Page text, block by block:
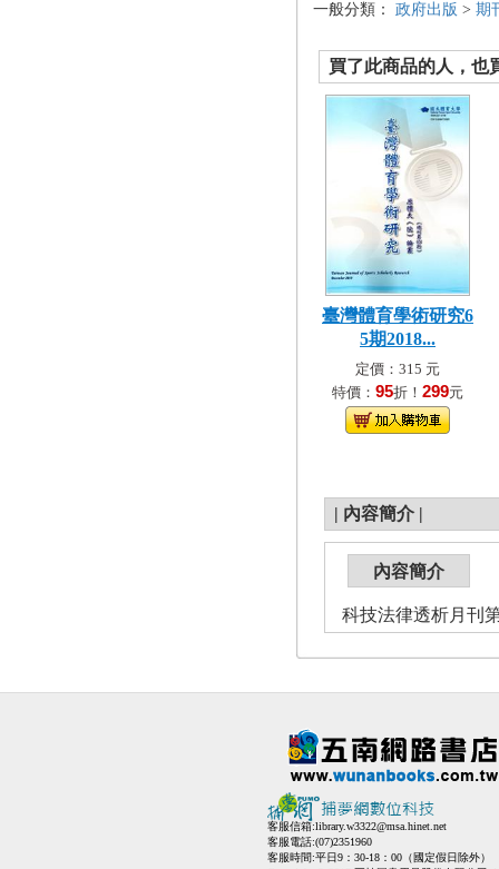
一般分類： 政府出版 > 期
買了此商品的人，也
臺灣體育學術研究6
5期2018...
定價：315 元
特價： 95折！ 299元
| 內容簡介 |
內容簡介
科技法律透析月刊
客服信箱:library.w3322@msa.hinet.net
客服電話:(07)2351960
客服時間:平日9：30-18：00（國定假日除外）